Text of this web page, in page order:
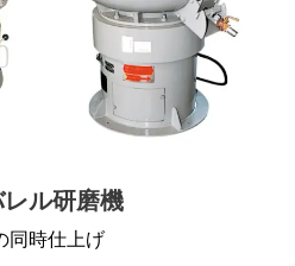
ル研磨機
同時仕上げ